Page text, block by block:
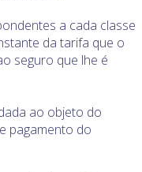
a cada classe
da tarifa que o
seguro que lhe é
ao objeto do
pagamento do